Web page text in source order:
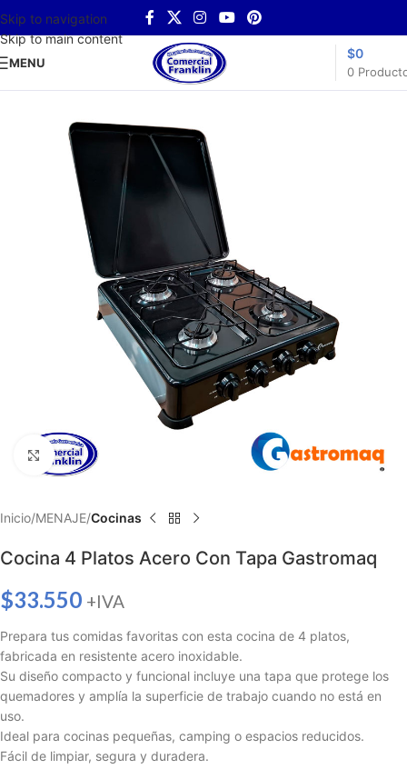
Skip to navigation
Skip to main content
MENU
0
$0
Haga clic para ampliar
Inicio MENAJE Cocinas
Cocina 4 Platos Acero Con Tapa Gastromaq
$33.550 +IVA
Prepara tus comidas favoritas con esta cocina de 4 platos,
fabricada en resistente acero inoxidable.
Su diseño compacto y funcional incluye una tapa que protege los
quemadores y amplía la superficie de trabajo cuando no está en
uso.
Ideal para cocinas pequeñas, camping o espacios reducidos.
Fácil de limpiar, segura y duradera.